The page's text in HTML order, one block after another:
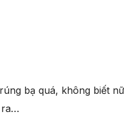
bạ quá, không biết
ra…